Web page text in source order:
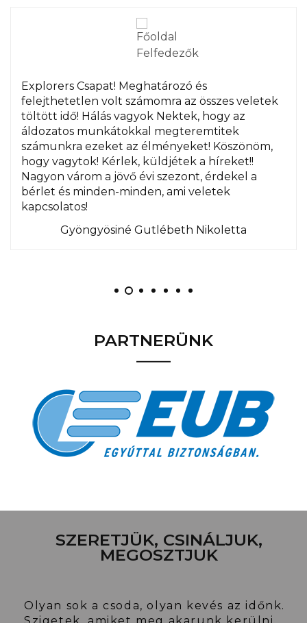
Explorers Csapat! Meghatározó és
felejthetetlen volt számomra az összes veletek
töltött idő! Hálás vagyok Nektek, hogy az
áldozatos munkátokkal megteremtitek
számunkra ezeket az élményeket! Köszönöm,
hogy vagytok! Kérlek, küldjétek a híreket!!
Nagyon várom a jövő évi szezont, érdekel a
bérlet és minden-minden, ami veletek
kapcsolatos!
Gyöngyösiné Gutlébeth Nikoletta
PARTNERÜNK
SZERETJÜK, CSINÁLJUK,
MEGOSZTJUK
Olyan sok a csoda, olyan kevés az időnk.